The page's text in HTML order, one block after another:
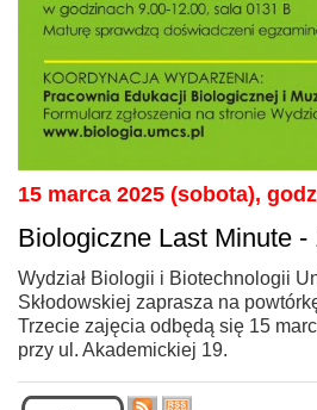
15 marca 2025 (sobota),
Biologiczne Last Minute -
Wydział Biologii i Biotechnologii
Skłodowskiej zaprasza na
Trzecie zajęcia odbędą się 15
przy ul. Akademickiej 19.